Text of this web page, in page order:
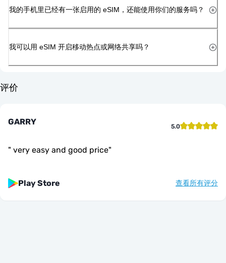
我的手机里已经有一张启用的 eSIM，还能使用你们的服务吗？
我可以用 eSIM 开启移动热点或网络共享吗？
评价
GARRY 5.0
" very easy and good price"
Play Store 查看所有评分